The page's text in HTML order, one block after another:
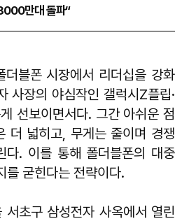
만대 돌파“
더블폰 시장에서 리더십을 강화
사장의 야심작인 갤럭시Z플립·
선보이면서다. 그간 아쉬운 점
더 넓히고, 무게는 줄이며 경쟁
다. 이를 통해 폴더블폰의 대중
를 굳힌다는 전략이다.
초구 삼성전자 사옥에서 열린